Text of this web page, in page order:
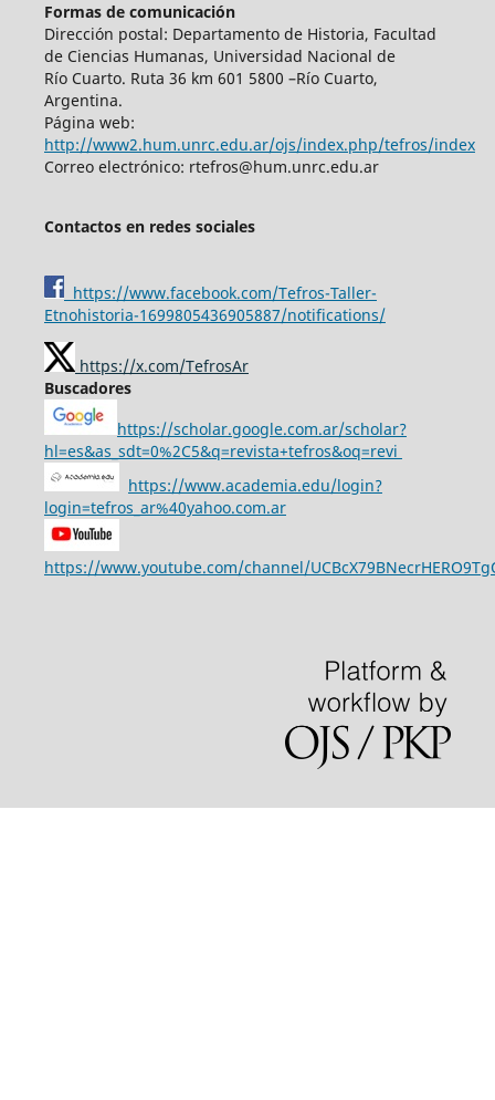
Formas de comunicación
Dirección postal: Departamento de Historia, Facultad
de Ciencias Humanas, Universidad Nacional de
Río Cuarto. Ruta 36 km 601 5800 –Río Cuarto,
Argentina.
Página web:
http://www2.hum.unrc.edu.ar/ojs/index.php/tefros/index
Correo electrónico: rtefros@hum.unrc.edu.ar
Contactos en redes sociales
https://www.facebook.com/Tefros-Taller-
Etnohistoria-1699805436905887/notifications/
https://x.com/TefrosAr
Buscadores
https://scholar.google.com.ar/scholar?
hl=es&as_sdt=0%2C5&q=revista+tefros&oq=revi
https://www.academia.edu/login?
login=tefros_ar%40yahoo.com.ar
https://www.youtube.com/channel/